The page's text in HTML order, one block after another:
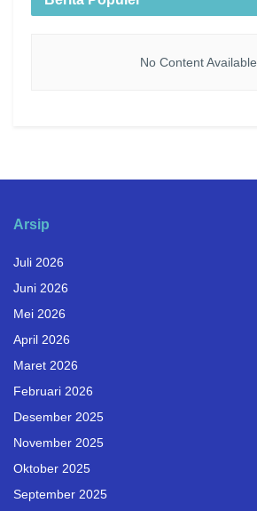
No Content Available
Arsip
Juli 2026
Juni 2026
Mei 2026
April 2026
Maret 2026
Februari 2026
Desember 2025
November 2025
Oktober 2025
September 2025